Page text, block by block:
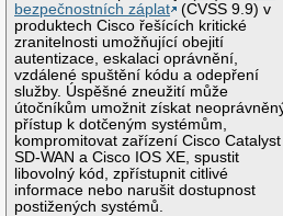
bezpečnostních záplat
(CVSS 9.9) v
produktech Cisco řešících kritické
zranitelnosti umožňující obejití
autentizace, eskalaci oprávnění,
vzdálené spuštění kódu a odepření
služby. Úspěšné zneužití může
útočníkům umožnit získat
přístup k dotčeným systémům,
kompromitovat zařízení Cisco Catalyst
SD-WAN a Cisco IOS XE, spustit
libovolný kód, zpřístupnit citlivé
informace nebo narušit dostupnost
postižených systémů.